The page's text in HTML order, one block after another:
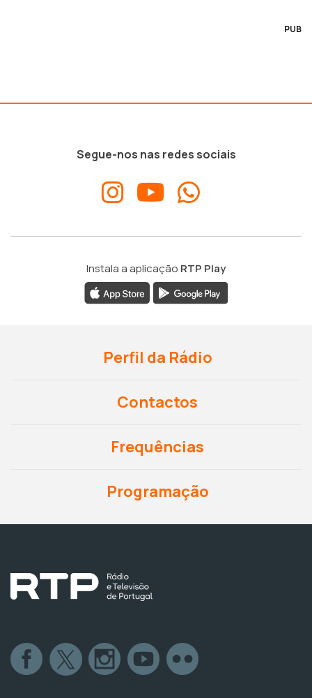
PUB
Segue-nos nas redes sociais
Instala a aplicação RTP Play
Perfil da Rádio
Contactos
Frequências
Programação